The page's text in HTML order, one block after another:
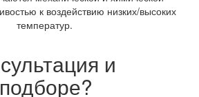
к воздействию низких/высоких
температур.
и